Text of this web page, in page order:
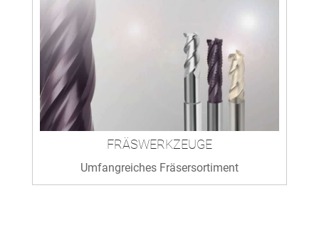
FRÄSWERKZEUGE
Umfangreiches Fräsersortiment